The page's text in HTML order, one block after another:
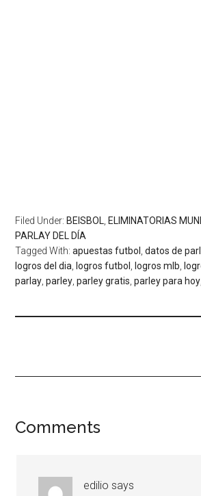
Filed Under: BEISBOL, ELIMINATORIAS
PARLAY DEL DÍA
Tagged With:apuestas futbol ,datos de
logros del dia, logros futbol , logros mlb,
parlay,parley,parley gratis,parley para hoy
Comments
edilio says